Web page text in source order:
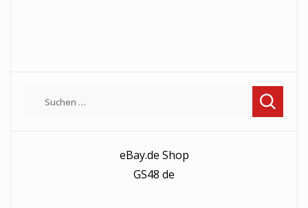
nach:
eBay.de Shop
GS48 de